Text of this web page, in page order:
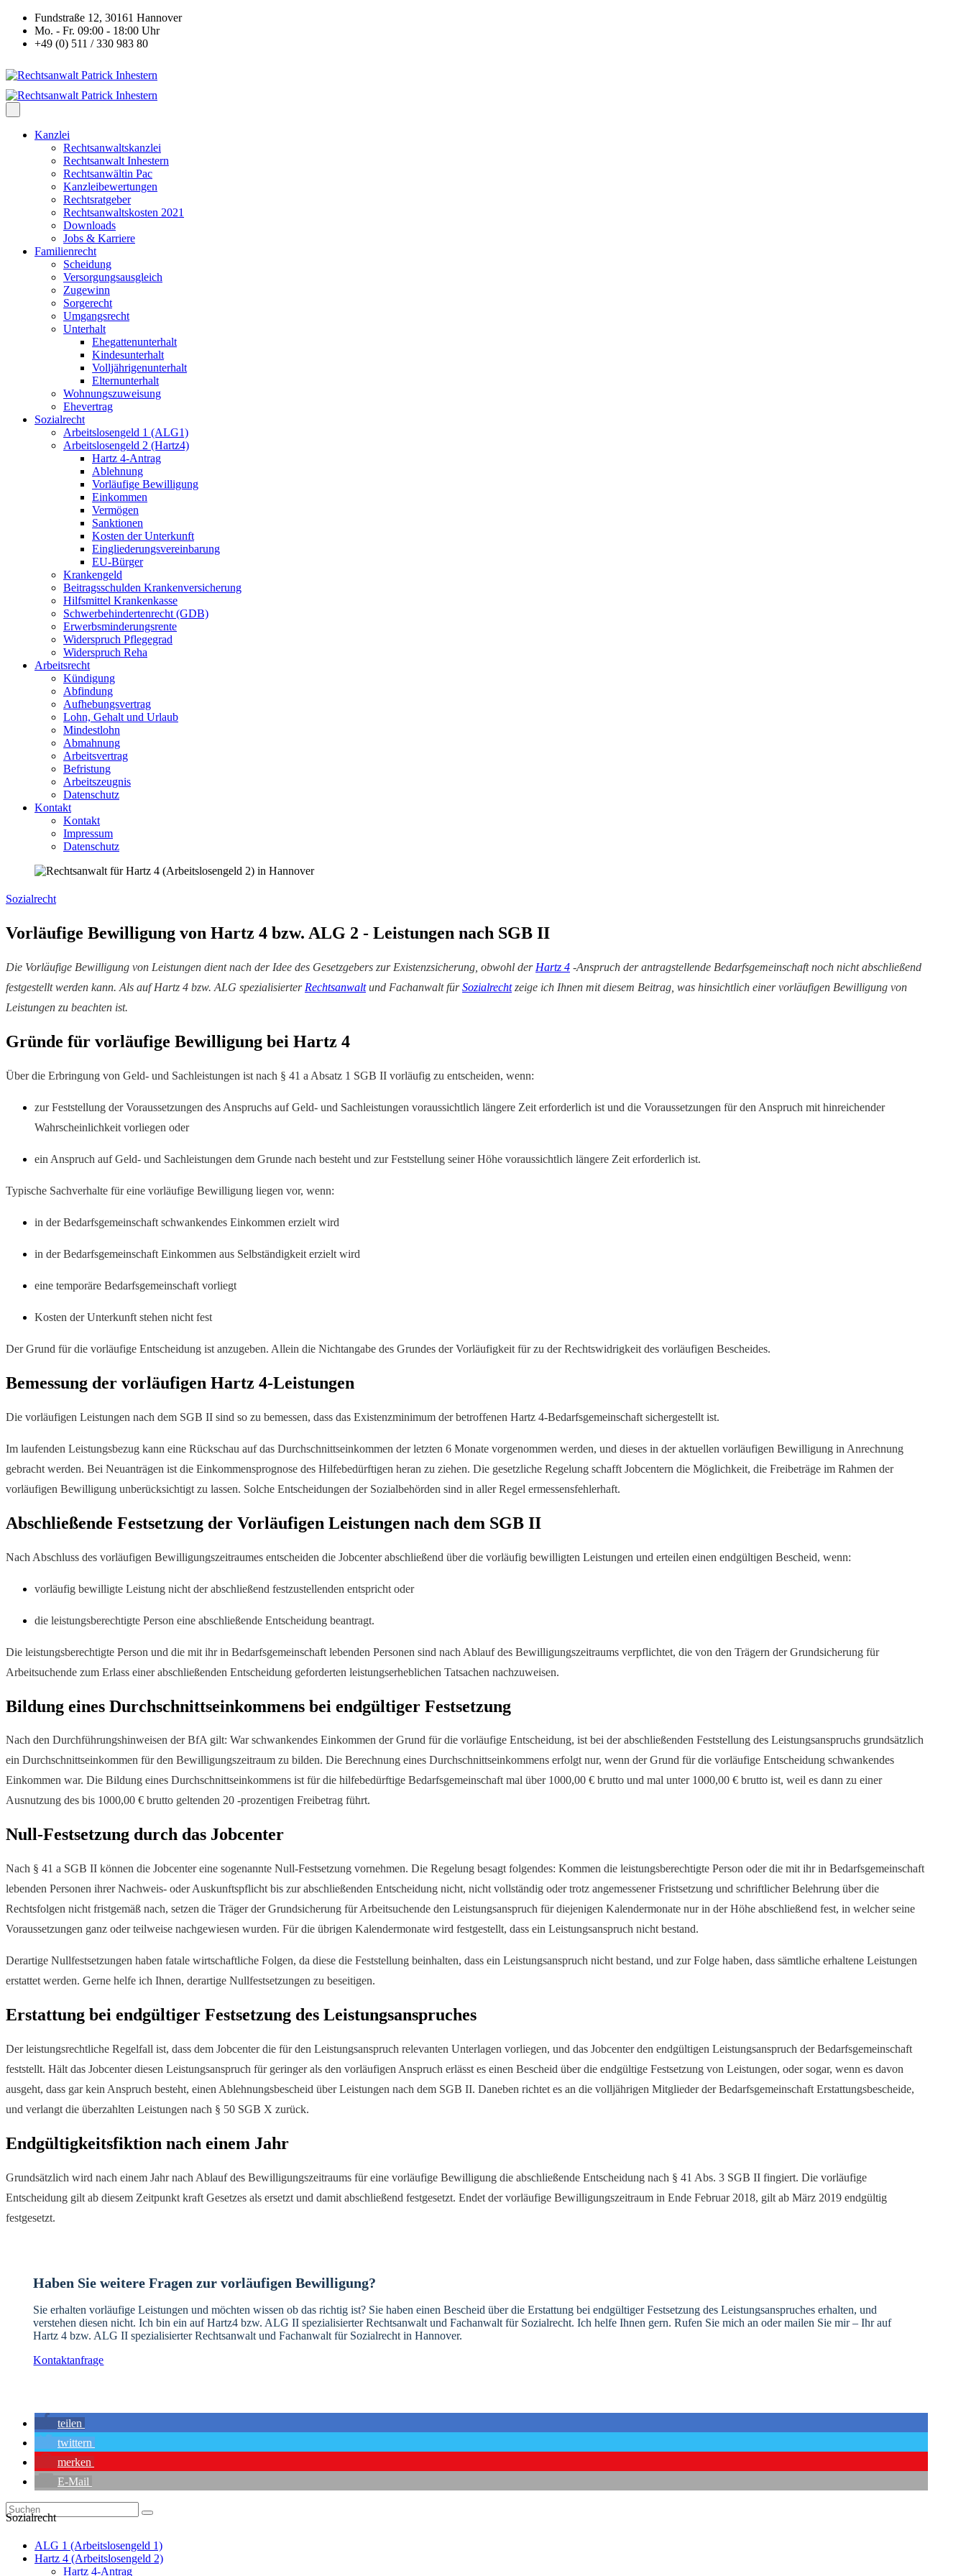
Fundstraße 12, 30161 Hannover
Mo. - Fr. 09:00 - 18:00 Uhr
+49 (0) 511 / 330 983 80
Kanzlei
Rechtsanwaltskanzlei
Rechtsanwalt Inhestern
Rechtsanwältin Pac
Kanzleibewertungen
Rechtsratgeber
Rechtsanwaltskosten 2021
Downloads
Jobs & Karriere
Familienrecht
Scheidung
Versorgungsausgleich
Zugewinn
Sorgerecht
Umgangsrecht
Unterhalt
Ehegattenunterhalt
Kindesunterhalt
Volljährigenunterhalt
Elternunterhalt
Wohnungszuweisung
Ehevertrag
Sozialrecht
Arbeitslosengeld 1 (ALG1)
Arbeitslosengeld 2 (Hartz4)
Hartz 4-Antrag
Ablehnung
Vorläufige Bewilligung
Einkommen
Vermögen
Sanktionen
Kosten der Unterkunft
Eingliederungsvereinbarung
EU-Bürger
Krankengeld
Beitragsschulden Krankenversicherung
Hilfsmittel Krankenkasse
Schwerbehindertenrecht (GDB)
Erwerbsminderungsrente
Widerspruch Pflegegrad
Widerspruch Reha
Arbeitsrecht
Kündigung
Abfindung
Aufhebungsvertrag
Lohn, Gehalt und Urlaub
Mindestlohn
Abmahnung
Arbeitsvertrag
Befristung
Arbeitszeugnis
Datenschutz
Kontakt
Kontakt
Impressum
Datenschutz
Sozialrecht
Vorläufige Bewilligung von Hartz 4 bzw. ALG 2 - Leistungen nach SGB II
Die Vorläufige Bewilligung von Leistungen dient nach der Idee des Gesetzgebers zur Existenzsicherung, obwohl der Hartz 4 -Anspruch der antragstellende Bedarfsgemeinschaft noch nicht abschließend
festgestellt werden kann. Als auf Hartz 4 bzw. ALG spezialisierter Rechtsanwaltund Fachanwalt fürSozialrechtzeige ich Ihnen mit diesem Beitrag, was hinsichtlich einer vorläufigen Bewilligung von
Leistungen zu beachten ist.
Gründe für vorläufige Bewilligung bei Hartz 4
Über die Erbringung von Geld- und Sachleistungen ist nach § 41 a Absatz 1 SGB II vorläufig zu entscheiden, wenn:
zur Feststellung der Voraussetzungen des Anspruchs auf Geld- und Sachleistungen voraussichtlich längere Zeit erforderlich ist und die Voraussetzungen für den Anspruch mit hinreichender
Wahrscheinlichkeit vorliegen oder
ein Anspruch auf Geld- und Sachleistungen dem Grunde nach besteht und zur Feststellung seiner Höhe voraussichtlich längere Zeit erforderlich ist.
Typische Sachverhalte für eine vorläufige Bewilligung liegen vor, wenn:
in der Bedarfsgemeinschaft schwankendes Einkommen erzielt wird
in der Bedarfsgemeinschaft Einkommen aus Selbständigkeit erzielt wird
eine temporäre Bedarfsgemeinschaft vorliegt
Kosten der Unterkunft stehen nicht fest
Der Grund für die vorläufige Entscheidung ist anzugeben. Allein die Nichtangabe des Grundes der Vorläufigkeit für zu der Rechtswidrigkeit des vorläufigen Bescheides.
Bemessung der vorläufigen Hartz 4-Leistungen
Die vorläufigen Leistungen nach dem SGB II sind so zu bemessen, dass das Existenzminimum der betroffenen Hartz 4-Bedarfsgemeinschaft sichergestellt ist.
Im laufenden Leistungsbezug kann eine Rückschau auf das Durchschnittseinkommen der letzten 6 Monate vorgenommen werden, und dieses in der aktuellen vorläufigen Bewilligung in Anrechnung
gebracht werden. Bei Neuanträgen ist die Einkommensprognose des Hilfebedürftigen heran zu ziehen. Die gesetzliche Regelung schafft Jobcentern die Möglichkeit, die Freibeträge im Rahmen der
vorläufigen Bewilligung unberücksichtigt zu lassen. Solche Entscheidungen der Sozialbehörden sind in aller Regel ermessensfehlerhaft.
Abschließende Festsetzung der Vorläufigen Leistungen nach dem SGB II
Nach Abschluss des vorläufigen Bewilligungszeitraumes entscheiden die Jobcenter abschließend über die vorläufig bewilligten Leistungen und erteilen einen endgültigen Bescheid, wenn:
vorläufig bewilligte Leistung nicht der abschließend festzustellenden entspricht oder
die leistungsberechtigte Person eine abschließende Entscheidung beantragt.
Die leistungsberechtigte Person und die mit ihr in Bedarfsgemeinschaft lebenden Personen sind nach Ablauf des Bewilligungszeitraums verpflichtet, die von den Trägern der Grundsicherung für
Arbeitsuchende zum Erlass einer abschließenden Entscheidung geforderten leistungserheblichen Tatsachen nachzuweisen.
Bildung eines Durchschnittseinkommens bei endgültiger Festsetzung
Nach den Durchführungshinweisen der BfA gilt: War schwankendes Einkommen der Grund für die vorläufige Entscheidung, ist bei der abschließenden Feststellung des Leistungsanspruchs grundsätzlich
ein Durchschnittseinkommen für den Bewilligungszeitraum zu bilden. Die Berechnung eines Durchschnittseinkommens erfolgt nur, wenn der Grund für die vorläufige Entscheidung schwankendes
Einkommen war. Die Bildung eines Durchschnittseinkommens ist für die hilfebedürftige Bedarfsgemeinschaft mal über 1000,00 € brutto und mal unter 1000,00 € brutto ist, weil es dann zu einer
Ausnutzung des bis 1000,00 € brutto geltenden 20 -prozentigen Freibetrag führt.
Null-Festsetzung durch das Jobcenter
Nach § 41 a SGB II können die Jobcenter eine sogenannte Null-Festsetzung vornehmen. Die Regelung besagt folgendes: Kommen die leistungsberechtigte Person oder die mit ihr in Bedarfsgemeinschaft
lebenden Personen ihrer Nachweis- oder Auskunftspflicht bis zur abschließenden Entscheidung nicht, nicht vollständig oder trotz angemessener Fristsetzung und schriftlicher Belehrung über die
Rechtsfolgen nicht fristgemäß nach, setzen die Träger der Grundsicherung für Arbeitsuchende den Leistungsanspruch für diejenigen Kalendermonate nur in der Höhe abschließend fest, in welcher seine
Voraussetzungen ganz oder teilweise nachgewiesen wurden. Für die übrigen Kalendermonate wird festgestellt, dass ein Leistungsanspruch nicht bestand.
Derartige Nullfestsetzungen haben fatale wirtschaftliche Folgen, da diese die Feststellung beinhalten, dass ein Leistungsanspruch nicht bestand, und zur Folge haben, dass sämtliche erhaltene Leistungen
erstattet werden. Gerne helfe ich Ihnen, derartige Nullfestsetzungen zu beseitigen.
Erstattung bei endgültiger Festsetzung des Leistungsanspruches
Der leistungsrechtliche Regelfall ist, dass dem Jobcenter die für den Leistungsanspruch relevanten Unterlagen vorliegen, und das Jobcenter den endgültigen Leistungsanspruch der Bedarfsgemeinschaft
feststellt. Hält das Jobcenter diesen Leistungsanspruch für geringer als den vorläufigen Anspruch erlässt es einen Bescheid über die endgültige Festsetzung von Leistungen, oder sogar, wenn es davon
ausgeht, dass gar kein Anspruch besteht, einen Ablehnungsbescheid über Leistungen nach dem SGB II. Daneben richtet es an die volljährigen Mitglieder der Bedarfsgemeinschaft Erstattungsbescheide,
und verlangt die überzahlten Leistungen nach § 50 SGB X zurück.
Endgültigkeitsfiktion nach einem Jahr
Grundsätzlich wird nach einem Jahr nach Ablauf des Bewilligungszeitraums für eine vorläufige Bewilligung die abschließende Entscheidung nach § 41 Abs. 3 SGB II fingiert. Die vorläufige
Entscheidung gilt ab diesem Zeitpunkt kraft Gesetzes als ersetzt und damit abschließend festgesetzt. Endet der vorläufige Bewilligungszeitraum in Ende Februar 2018, gilt ab März 2019 endgültig
festgesetzt.
Haben Sie weitere Fragen zur vorläufigen Bewilligung?
Sie erhalten vorläufige Leistungen und möchten wissen ob das richtig ist? Sie haben einen Bescheid über die Erstattung bei endgültiger Festsetzung des Leistungsanspruches erhalten, und
verstehen diesen nicht. Ich bin ein auf Hartz4 bzw. ALG II spezialisierter Rechtsanwalt und Fachanwalt für Sozialrecht. Ich helfe Ihnen gern. Rufen Sie mich an oder mailen Sie mir – Ihr auf
Hartz 4 bzw. ALG II spezialisierter Rechtsanwalt und Fachanwalt für Sozialrecht in Hannover.
Kontaktanfrage
teilen
twittern
merken
E-Mail
Sozialrecht
ALG 1 (Arbeitslosengeld 1)
Hartz 4 (Arbeitslosengeld 2)
Hartz 4-Antrag